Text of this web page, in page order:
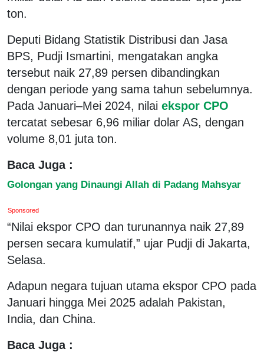
ton.
Deputi Bidang Statistik Distribusi dan Jasa
BPS, Pudji Ismartini, mengatakan angka
tersebut naik 27,89 persen dibandingkan
dengan periode yang sama tahun sebelumnya.
Pada Januari–Mei 2024, nilai ekspor CPO
tercatat sebesar 6,96 miliar dolar AS, dengan
volume 8,01 juta ton.
Baca Juga :
Golongan yang Dinaungi Allah di Padang Mahsyar
Sponsored
“Nilai ekspor CPO dan turunannya naik 27,89
persen secara kumulatif,” ujar Pudji di Jakarta,
Selasa.
Adapun negara tujuan utama ekspor CPO pada
Januari hingga Mei 2025 adalah Pakistan,
India, dan China.
Baca Juga :